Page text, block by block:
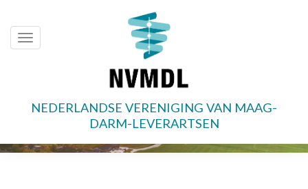
naar
Toggle
NEDERLANDSE VERENIGING VAN MAAG-
DARM-LEVERARTSEN